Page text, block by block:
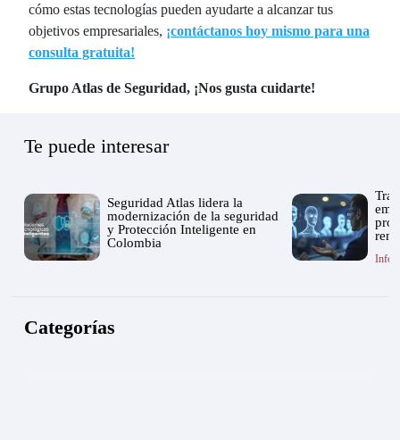
cómo estas tecnologías pueden ayudarte a alcanzar tus
objetivos empresariales, ¡contáctanos hoy mismo para una
consulta gratuita!
Grupo Atlas de Seguridad, ¡Nos gusta cuidarte!
Te puede interesar
Seguridad Atlas lidera la
modernización de la seguridad
y Protección Inteligente en
Colombia
Categorías